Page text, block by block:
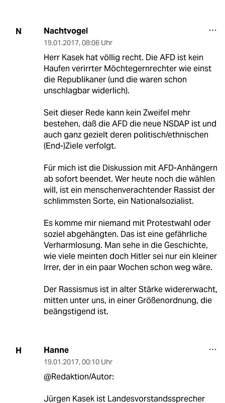
N Nachtvogel
19.01.2017, 08:06 Uhr
Herr Kasek hat völlig recht. Die AFD ist kein
Haufen verirrter Möchtegernrechter wie einst
die Republikaner (und die waren schon
unschlagbar widerlich).
Seit dieser Rede kann kein Zweifel mehr
bestehen, daß die AFD die neue NSDAP ist und
auch ganz gezielt deren politisch/ethnischen
(End-)Ziele verfolgt.
Für mich ist die Diskussion mit AFD-Anhängern
ab sofort beendet. Wer heute noch die wählen
will, ist ein menschenverachtender Rassist der
schlimmsten Sorte, ein Nationalsozialist.
Es komme mir niemand mit Protestwahl oder
soziel abgehängten. Das ist eine gefährliche
Verharmlosung. Man sehe in die Geschichte,
wie viele meinten doch Hitler sei nur ein kleiner
Irrer, der in ein paar Wochen schon weg wäre.
Der Rassismus ist in alter Stärke widererwacht,
mitten unter uns, in einer Größenordnung, die
beängstigend ist.
H Hanne
19.01.2017, 00:10 Uhr
@Redaktion/Autor:
Jürgen Kasek ist Landesvorstandssprecher